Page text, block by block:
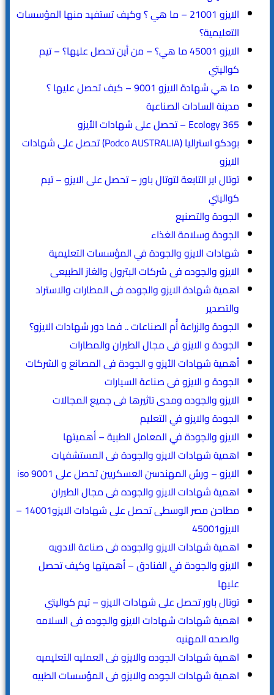
الايزو 21001 – ما هي ؟ وكيف تستفيد منها المؤسسات
التعليمية؟
الايزو 45001 ما هي؟ – من أين تحصل عليها؟ – تيم
كواليتي
ما هي شهادة الايزو 9001 – كيف تحصل عليها ؟
مدينة السادات الصناعية
365 Ecology – تحصل على شهادات الأيزو
بودكو استراليا (Podco AUSTRALIA) تحصل على شهادات
الايزو
توتال اير التابعة لتوتال باور – تحصل على الايزو – تيم
كواليتي
الجودة والتصنيع
الجودة وسلامة الغذاء
شهادات الايزو والجودة في المؤسسات التعليمية
الايزو والجوده فى شركات البترول والغاز الطبيعى
اهمية شهادة الايزو والجوده فى المطارات والاستراد
والتصدير
الجودة والزراعة أُم الصناعات .. فما دور شهادات الايزو؟
الجودة و الايزو فى مجال الطيران والمطارات
أهمية شهادات الأيزو و الجودة فى المصانع و الشركات
الجودة و الايزو فى صناعة السيارات
الايزو والجوده ومدى تاثيرها فى جميع المجالات
الجودة والايزو في التعليم
الايزو والجودة في المعامل الطبية – أهميتها
اهمية شهادات الايزو والجودة فى المستشفيات
الايزو – ورش المهندسن العسكريين تحصل على iso 9001
اهمية شهادات الايزو والجوده فى مجال الطيران
مطاحن مصر الوسطى تحصل على شهادات الايزو14001 –
الايزو45001
اهمية شهادات الايزو والجوده فى صناعة الادويه
الايزو والجودة في الفنادق – أهميتها وكيف تحصل
عليها
توتال باور تحصل على شهادات الايزو – تيم كواليتي
اهمية شهادات شهادات الايزو والجوده فى السلامه
والصحه المهنيه
اهمية شهادات الجوده والايزو فى العمليه التعليميه
اهمية شهادات الجوده والايزو فى المؤسسات الطبيه